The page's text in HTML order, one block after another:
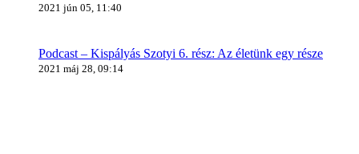
2021 jún 05, 11:40
Podcast – Kispályás Szotyi 6. rész: Az életünk egy része
2021 máj 28, 09:14